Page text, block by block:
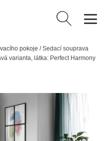
Vyhledávání
pokoje /Sedací souprava
varianta, látka: Perfect Harmony